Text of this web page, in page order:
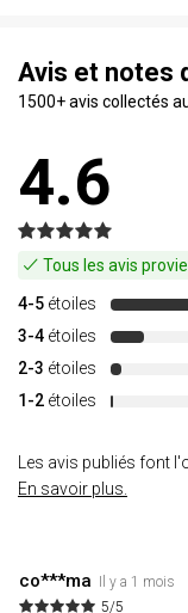
Avis et notes
1500+ avis collectés
4.6
Tous les avis
4-5 étoiles
3-4 étoiles
2-3 étoiles
1-2 étoiles
Les avis publiés font
En savoir plus.
co***ma
Il y a 1 mois
5/5